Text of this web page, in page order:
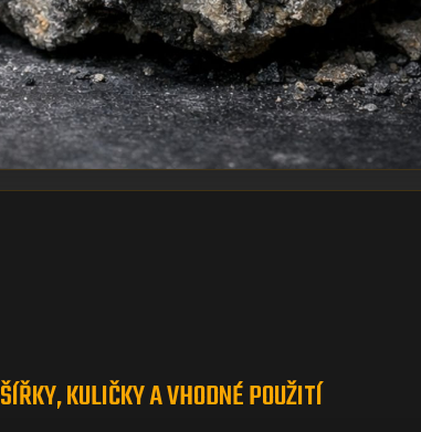
ŠÍŘKY, KULIČKY A VHODNÉ POUŽITÍ